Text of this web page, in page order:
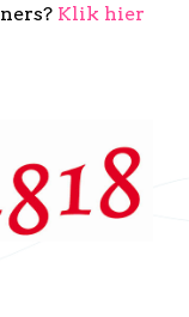
Klik hier